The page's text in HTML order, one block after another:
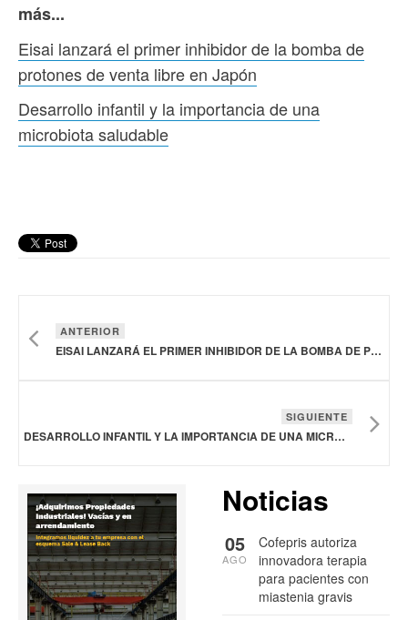
más...
Eisai lanzará el primer inhibidor de la bomba de
protones de venta libre en Japón
Desarrollo infantil y la importancia de una
microbiota saludable
ANTERIOR
EISAI LANZARÁ EL PRIMER INHIBIDOR DE LA BOMBA DE PROTONES DE VENTA LIBRE EN JAPÓN
SIGUIENTE
DESARROLLO INFANTIL Y LA IMPORTANCIA DE UNA MICROBIOTA SALUDABLE
Noticias
Cofepris autoriza
innovadora terapia
para pacientes con
miastenia gravis
05
AGO